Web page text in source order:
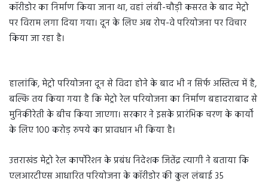
कॉरीडोर का निर्माण किया जाना था, वहां लंबी-चौड़ी कसरत के बाद मेट्रो
पर विराम लगा दिया गया। दून के लिए अब रोप-वे परियोजना पर विचार
किया जा रहा है।
हालांकि, मेट्रो परियोजना दून से विदा होने के बाद भी न सिर्फ अस्तित्व में है,
बल्कि तय किया गया है कि मेट्रो रेल परियोजना का निर्माण बहादराबाद से
मुनिकीरेती के बीच किया जाएगा। सरकार ने इसके प्रारंभिक चरण के कार्यों
के लिए 100 करोड़ रुपये का प्रावधान भी किया है।
उत्तराखंड मेट्रो रेल कार्पोरेशन के प्रबंध निदेशक जितेंद्र त्यागी ने बताया कि
एलआरटीएस आधारित परियोजना के कॉरीडोर की कुल लंबाई 35